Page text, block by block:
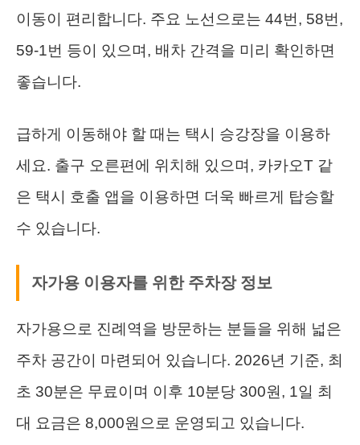
이동이 편리합니다. 주요 노선으로는 44번, 58번,
59-1번 등이 있으며, 배차 간격을 미리 확인하면
좋습니다.
급하게 이동해야 할 때는 택시 승강장을 이용하
세요. 출구 오른편에 위치해 있으며, 카카오T 같
은 택시 호출 앱을 이용하면 더욱 빠르게 탑승할
수 있습니다.
자가용 이용자를 위한 주차장 정보
자가용으로 진례역을 방문하는 분들을 위해 넓은
주차 공간이 마련되어 있습니다. 2026년 기준, 최
초 30분은 무료이며 이후 10분당 300원, 1일 최
대 요금은 8,000원으로 운영되고 있습니다.